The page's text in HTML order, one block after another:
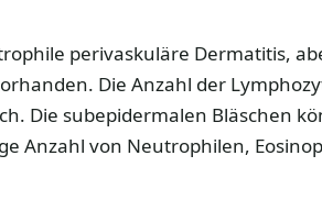
perivaskuläre Dermatitis,
Die Anzahl der
Die subepidermalen Bläschen
Anzahl von Neutrophilen,